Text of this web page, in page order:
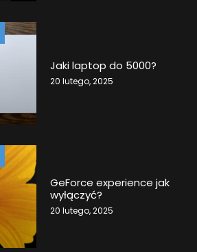
Jaki laptop do 5000?
20 lutego, 2025
GeForce experience jak
wyłączyć?
20 lutego, 2025